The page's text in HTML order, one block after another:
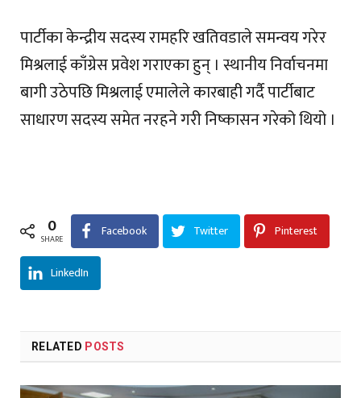
पार्टीका केन्द्रीय सदस्य रामहरि खतिवडाले समन्वय गरेर
मिश्रलाई काँग्रेस प्रवेश गराएका हुन् । स्थानीय निर्वाचनमा
बागी उठेपछि मिश्रलाई एमालेले कारबाही गर्दै पार्टीबाट
साधारण सदस्य समेत नरहने गरी निष्कासन गरेको थियो ।
0
SHARE Facebook Twitter Pinterest
LinkedIn
RELATED POSTS